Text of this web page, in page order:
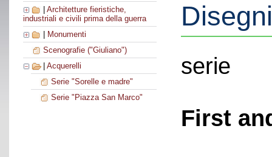
Architetture fieristiche,
industriali e civili prima della guerra
Monumenti
Scenografie ("Giuliano")
Acquerelli
Serie "Sorelle e madre"
Serie "Piazza San Marco"
serie
First